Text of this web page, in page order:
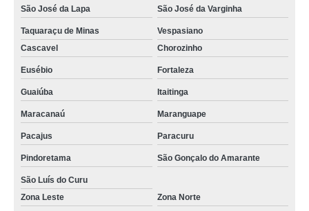
São José da Lapa São José da Varginha
Taquaraçu de Minas
Vespasiano
Cascavel
Chorozinho
Eusébio Fortaleza
Guaiúba Itaitinga
Maracanaú Maranguape
Pacajus Paracuru
Pindoretama São Gonçalo do Amarante
São Luís do Curu
Zona Leste
Zona Norte